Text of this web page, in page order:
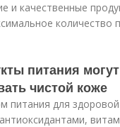
и качественные
количество
питания могут
чистой коже
питания для